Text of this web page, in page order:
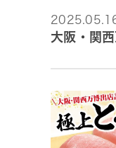
大阪・関